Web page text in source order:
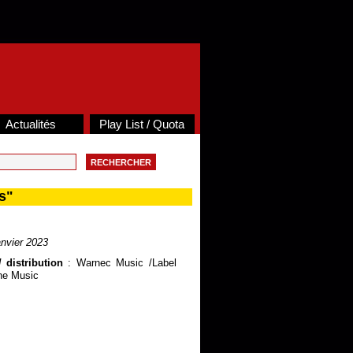
Actualités Play List / Quota
2023
distribution : Warnec Music /Label
Music